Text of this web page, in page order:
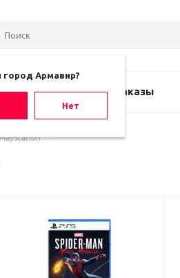
город Армавир?
Нет
игру Предзаказы